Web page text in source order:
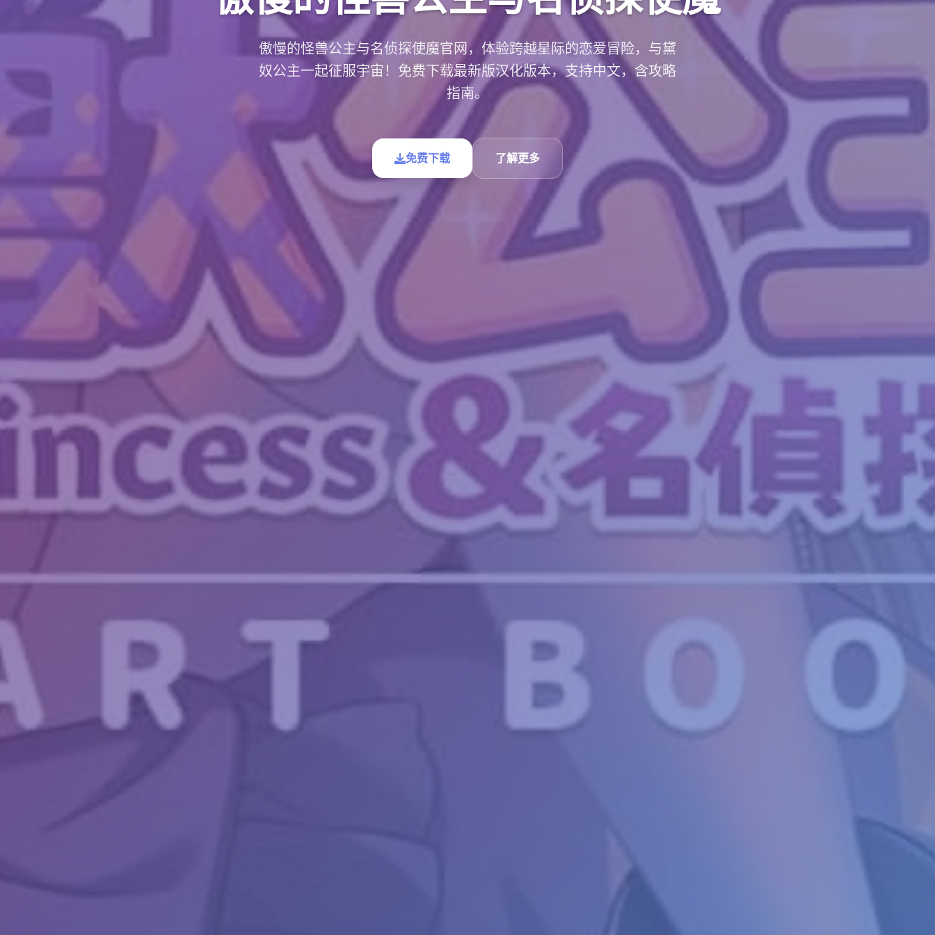
傲慢的怪兽公主与名侦探使魔官网，体验跨越星际的恋爱冒险，与黛
奴公主一起征服宇宙！免费下载最新版汉化版本，支持中文，含攻略
指南。
免费下载 了解更多